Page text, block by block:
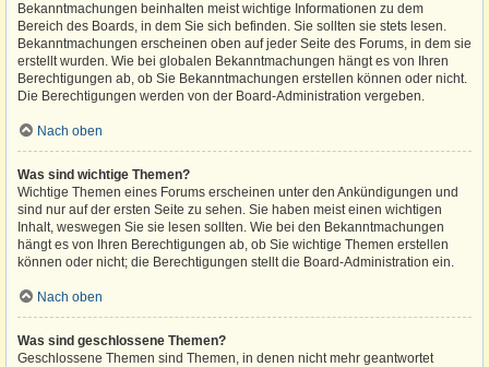
Bekanntmachungen beinhalten meist wichtige Informationen zu dem
Bereich des Boards, in dem Sie sich befinden. Sie sollten sie stets lesen.
Bekanntmachungen erscheinen oben auf jeder Seite des Forums, in dem sie
erstellt wurden. Wie bei globalen Bekanntmachungen hängt es von Ihren
Berechtigungen ab, ob Sie Bekanntmachungen erstellen können oder nicht.
Die Berechtigungen werden von der Board-Administration vergeben.
Nach oben
Was sind wichtige Themen?
Wichtige Themen eines Forums erscheinen unter den Ankündigungen und
sind nur auf der ersten Seite zu sehen. Sie haben meist einen wichtigen
Inhalt, weswegen Sie sie lesen sollten. Wie bei den Bekanntmachungen
hängt es von Ihren Berechtigungen ab, ob Sie wichtige Themen erstellen
können oder nicht; die Berechtigungen stellt die Board-Administration ein.
Nach oben
Was sind geschlossene Themen?
Geschlossene Themen sind Themen, in denen nicht mehr geantwortet